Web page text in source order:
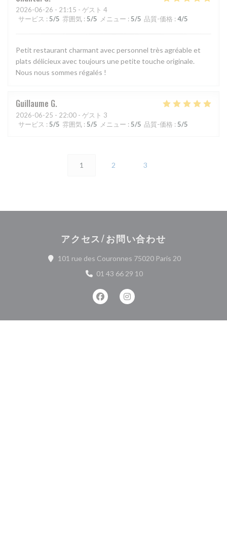
2026-06-26 - 21:15 - ゲスト 4
サービス : 5/5 雰囲気 : 5/5 メニュー : 5/5 品質-価格 : 4/5
Petit restaurant charmant avec personnel très agréable et
plats délicieux avec toujours une petite touche originale.
Nous nous sommes régalés !
Guillaume G
2026-06-25 - 22:00 - ゲスト 3
サービス : 5/5 雰囲気 : 5/5 メニュー : 5/5 品質-価格 : 5/5
1 2 3
アクセス/お問い合わせ
101 rue des Couronnes 75020 Paris 20((新しいウィ
01 43 66 29 10
Facebook ((新しいウィンドウで開
Instagram ((新しいウィン